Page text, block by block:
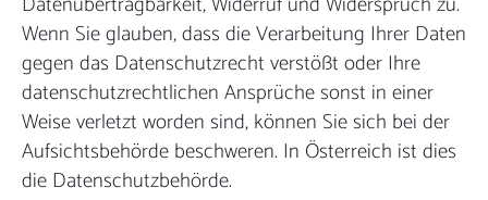
Wenn Sie glauben, dass die Verarbeitung Ihrer Daten
gegen das Datenschutzrecht verstößt oder Ihre
datenschutzrechtlichen Ansprüche sonst in einer
Weise verletzt worden sind, können Sie sich bei der
Aufsichtsbehörde beschweren. In Österreich ist dies
die Datenschutzbehörde.